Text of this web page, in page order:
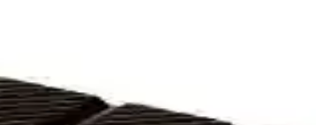
gelen tüketiciler tarafından beğenilmekte ve
şekillerde sunulur, tatlı severlerin vazgeçilmezi olur.